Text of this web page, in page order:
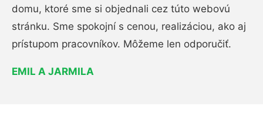
domu, ktoré sme si objednali cez túto webovú
stránku. Sme spokojní s cenou, realizáciou, ako aj
prístupom pracovníkov. Môžeme len odporučiť.
EMIL A JARMILA